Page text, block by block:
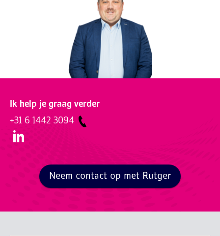
Ik help je graag verder
+31 6 1442 3094
Neem contact op met Rutger